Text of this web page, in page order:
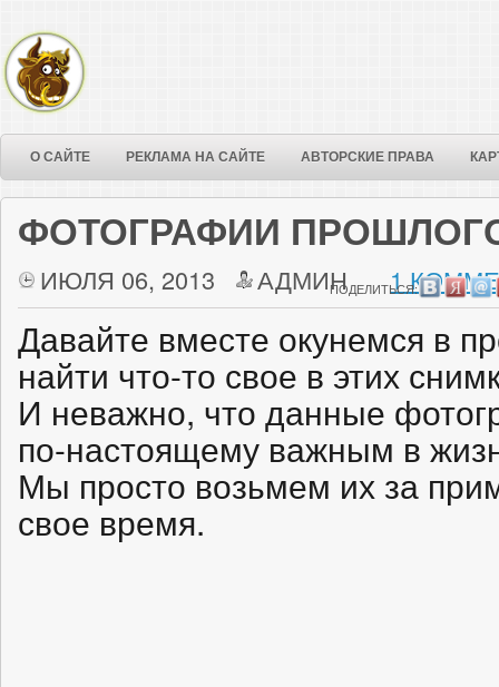
О САЙТЕ РЕКЛАМА НА САЙТЕ АВТОРСКИЕ ПРАВА
ФОТОГРАФИИ
ИЮЛЯ 06, 2013 АДМИН 1
ПОДЕЛИТЬСЯ:
Давайте вместе окунемся в
найти что-то свое в этих
И неважно, что данные
по-настоящему важным в
Мы просто возьмем их за
свое время.